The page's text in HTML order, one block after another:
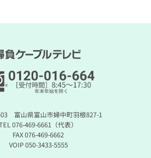
富山県富山市婦中町羽根827-1
076-469-6661（代表）
FAX 076-469-6662
VOIP 050-3433-5555